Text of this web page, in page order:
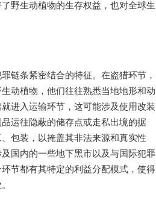
野生动植物的生存权益，也对全球生
条紧密结合的特征。在盗猎环节，
动植物，他们往往熟悉当地地形和动
进入运输环节，这可能涉及使用改装
运往隐蔽的储存点或走私出境的据
包装，以掩盖其非法来源和真实性
国内的一些地下黑市以及与国际犯罪
节都有其特定的利益分配模式，使得